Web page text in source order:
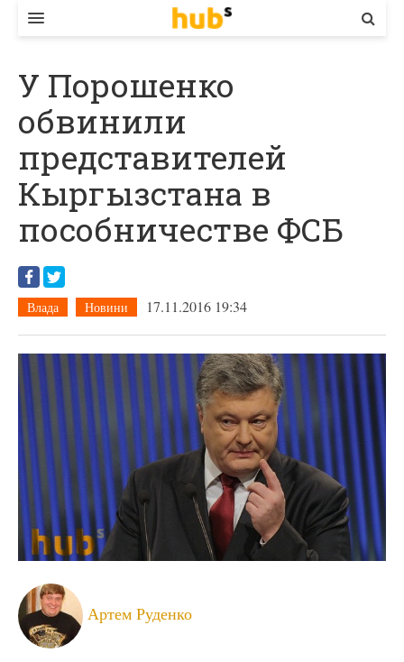
ЕКОНОМІКА
БІЗНЕС
СТАРТЕР
КОНТАКТИ
У Порошенко
обвинили
представителей
Кыргызстана в
пособничестве ФСБ
Влада Новини 17.11.2016 19:34
Артем Руденко